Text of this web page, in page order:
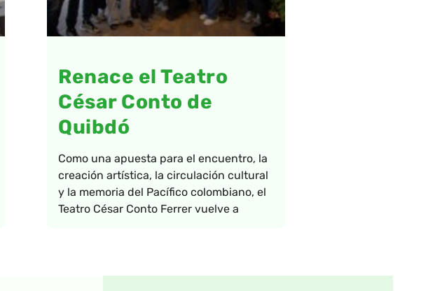
Renace el Teatro
César Conto de
Quibdó
Como una apuesta para el encuentro, la
creación artística, la circulación cultural
y la memoria del Pacífico colombiano, el
Teatro César Conto Ferrer vuelve a